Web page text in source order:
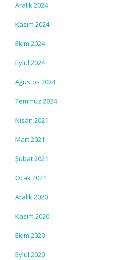
Aralık 2024
Kasım 2024
Ekim 2024
Eylül 2024
Ağustos 2024
Temmuz 2024
Nisan 2021
Mart 2021
Şubat 2021
Ocak 2021
Aralık 2020
Kasım 2020
Ekim 2020
Eylül 2020